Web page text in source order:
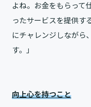
よね。お金をもらって
ったサービスを提供す
にチャレンジしながら
す。」
向上心を持つこと